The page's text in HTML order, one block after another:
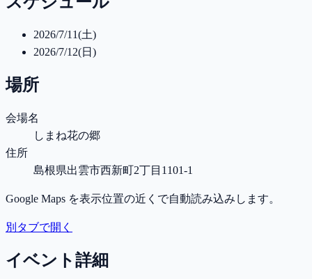
2026/7/11(土)
2026/7/12(日)
場所
会場名
しまね花の郷
住所
島根県出雲市西新町2丁目1101-1
Google Maps を表示位置の近くで自動読み込みします。
別タブで開く
イベント詳細